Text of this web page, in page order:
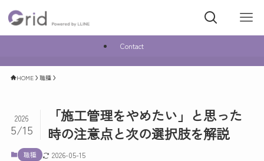
Contact
HOME 職種
「施工管理をやめたい」と思った
時の注意点と次の選択肢を解説
2026
5/15
職種 2026-05-15